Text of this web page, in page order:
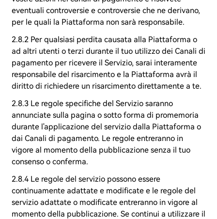
eventuali controversie e controversie che ne derivano,
per le quali la Piattaforma non sarà responsabile.
2.8.2 Per qualsiasi perdita causata alla Piattaforma o
ad altri utenti o terzi durante il tuo utilizzo dei Canali di
pagamento per ricevere il Servizio, sarai interamente
responsabile del risarcimento e la Piattaforma avrà il
diritto di richiedere un risarcimento direttamente a te.
2.8.3 Le regole specifiche del Servizio saranno
annunciate sulla pagina o sotto forma di promemoria
durante l'applicazione del servizio dalla Piattaforma o
dai Canali di pagamento. Le regole entreranno in
vigore al momento della pubblicazione senza il tuo
consenso o conferma.
2.8.4 Le regole del servizio possono essere
continuamente adattate e modificate e le regole del
servizio adattate o modificate entreranno in vigore al
momento della pubblicazione. Se continui a utilizzare il